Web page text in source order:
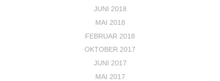
JUNI 2018
MAI 2018
FEBRUAR 2018
OKTOBER 2017
JUNI 2017
MAI 2017